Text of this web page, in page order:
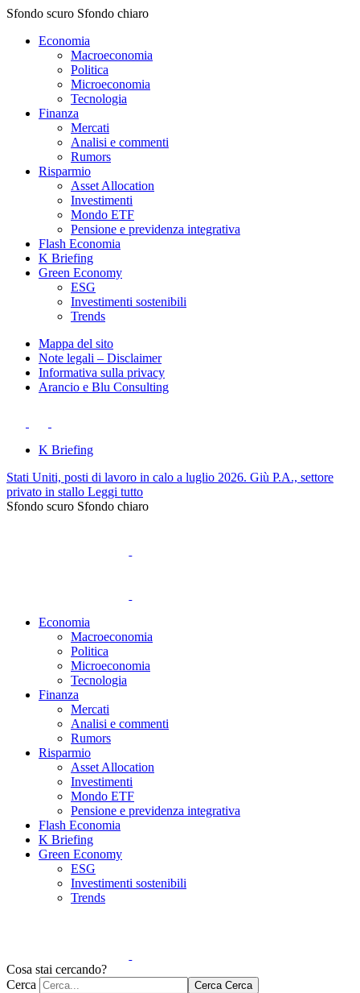
Sfondo scuro Sfondo chiaro
Economia
Macroeconomia
Politica
Microeconomia
Tecnologia
Finanza
Mercati
Analisi e commenti
Rumors
Risparmio
Asset Allocation
Investimenti
Mondo ETF
Pensione e previdenza integrativa
Flash Economia
K Briefing
Green Economy
ESG
Investimenti sostenibili
Trends
Mappa del sito
Note legali – Disclaimer
Informativa sulla privacy
Arancio e Blu Consulting
K Briefing
Stati Uniti, posti di lavoro in calo a luglio 2026. Giù P.A., settore
privato in stallo Leggi tutto
Sfondo scuro Sfondo chiaro
Economia
Macroeconomia
Politica
Microeconomia
Tecnologia
Finanza
Mercati
Analisi e commenti
Rumors
Risparmio
Asset Allocation
Investimenti
Mondo ETF
Pensione e previdenza integrativa
Flash Economia
K Briefing
Green Economy
ESG
Investimenti sostenibili
Trends
Cosa stai cercando?
Cerca
Cerca Cerca